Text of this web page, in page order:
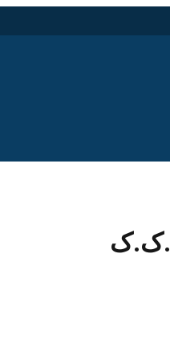
پ.ک.ک